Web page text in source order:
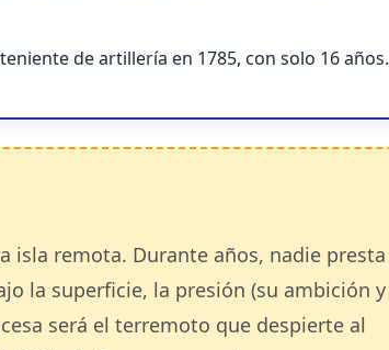
de artillería en 1785, con solo 16 años.
isla remota. Durante años, nadie presta
la superficie, la presión (su ambición y
será el terremoto que despierte al